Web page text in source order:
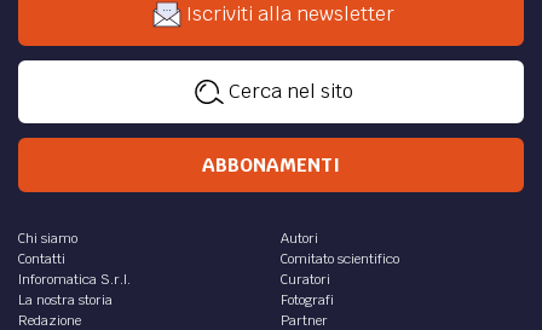
Iscriviti alla newsletter
Cerca nel sito
ABBONAMENTI
Chi siamo
Contatti
Inforomatica S.r.l.
La nostra storia
Redazione
Autori
Comitato scientifico
Curatori
Fotografi
Partner